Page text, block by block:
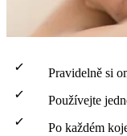
Pravidelně si
Používejte
Po každém